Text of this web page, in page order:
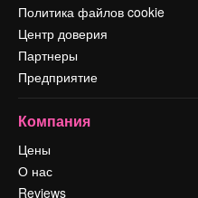
Политика файлов cookie
Центр доверия
Партнеры
Предприятие
Компания
Цены
О нас
Reviews